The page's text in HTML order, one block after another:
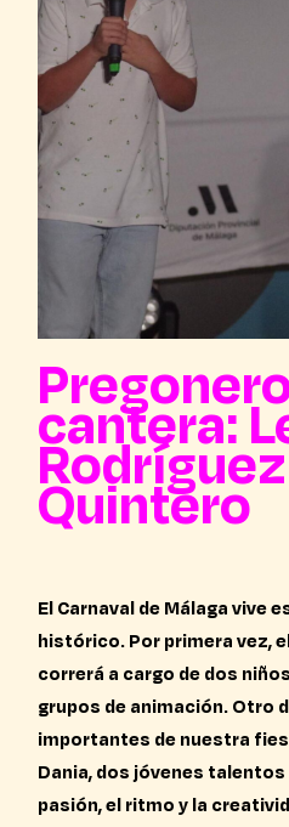
cantera:
Quintero
El Carnaval de Málaga vive
histórico. Por primera vez,
correrá a cargo de dos
grupos de animación. Otro
importantes de nuestra
Dania, dos jóvenes
pasión, el ritmo y la